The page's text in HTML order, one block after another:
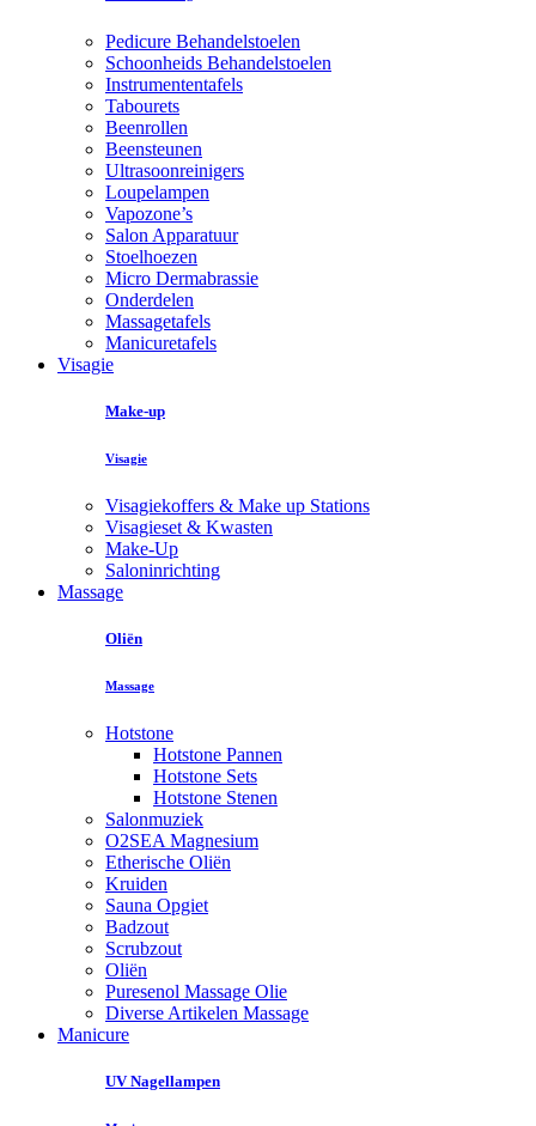
Pedicure Behandelstoelen
Schoonheids Behandelstoelen
Instrumententafels
Tabourets
Beenrollen
Beensteunen
Ultrasoonreinigers
Loupelampen
Vapozone’s
Salon Apparatuur
Stoelhoezen
Micro Dermabrassie
Onderdelen
Massagetafels
Manicuretafels
Visagie
Make-up
Visagie
Visagiekoffers & Make up Stations
Visagieset & Kwasten
Make-Up
Saloninrichting
Massage
Oliën
Massage
Hotstone
Hotstone Pannen
Hotstone Sets
Hotstone Stenen
Salonmuziek
O2SEA Magnesium
Etherische Oliën
Kruiden
Sauna Opgiet
Badzout
Scrubzout
Oliën
Puresenol Massage Olie
Diverse Artikelen Massage
Manicure
UV Nagellampen